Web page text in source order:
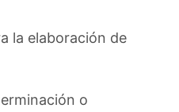
la elaboración de
o